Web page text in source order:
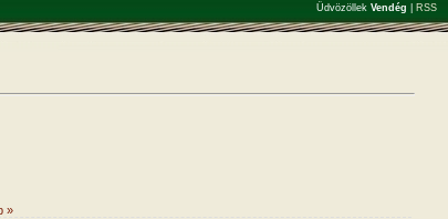
Üdvözöllek Vendég RSS
»